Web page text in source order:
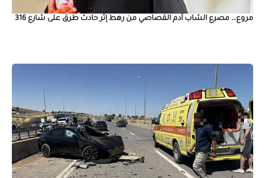
مروع… مصرع الشاب آدم القصاصي من رهط إثر حادث طرق على شارع 316